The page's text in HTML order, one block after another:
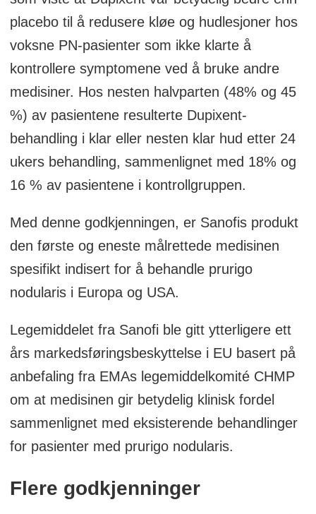
placebo til å redusere kløe og hudlesjoner hos
voksne PN-pasienter som ikke klarte å
kontrollere symptomene ved å bruke andre
medisiner. Hos nesten halvparten (48% og 45
%) av pasientene resulterte Dupixent-
behandling i klar eller nesten klar hud etter 24
ukers behandling, sammenlignet med 18% og
16 % av pasientene i kontrollgruppen.
Med denne godkjenningen, er Sanofis produkt
den første og eneste målrettede medisinen
spesifikt indisert for å behandle prurigo
nodularis i Europa og USA.
Legemiddelet fra Sanofi ble gitt ytterligere ett
års markedsføringsbeskyttelse i EU basert på
anbefaling fra EMAs legemiddelkomité CHMP
om at medisinen gir betydelig klinisk fordel
sammenlignet med eksisterende behandlinger
for pasienter med prurigo nodularis.
Flere godkjenninger